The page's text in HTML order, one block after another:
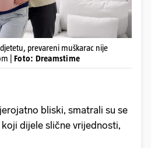
prevareni muškarac nije
| Foto: Dreamstime
bliski, smatrali su se
dijele slične vrijednosti,